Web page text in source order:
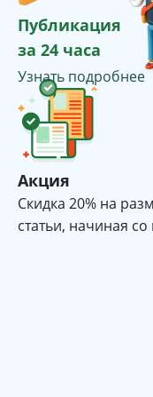
Публикация
за 24 часа
Узнать подробнее
Акция
Cкидка 20% на
статьи, начиная со